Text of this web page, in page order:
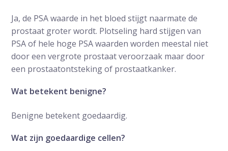
Ja, de PSA waarde in het bloed stijgt naarmate de
prostaat groter wordt. Plotseling hard stijgen van
PSA of hele hoge PSA waarden worden meestal niet
door een vergrote prostaat veroorzaak maar door
een prostaatontsteking of prostaatkanker.
Wat betekent benigne?
Benigne betekent goedaardig.
Wat zijn goedaardige cellen?